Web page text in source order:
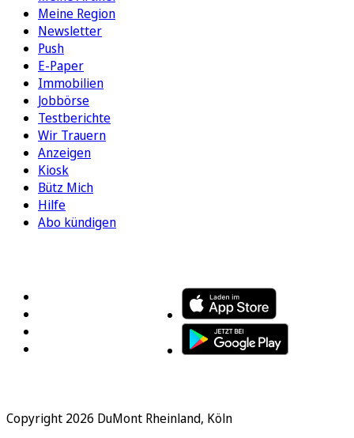
Meine Region
Newsletter
Push
E-Paper
Immobilien
Jobbörse
Testberichte
Wir Trauern
Anzeigen
Kiosk
Bütz Mich
Hilfe
Abo kündigen
Copyright 2026 DuMont Rheinland, Köln